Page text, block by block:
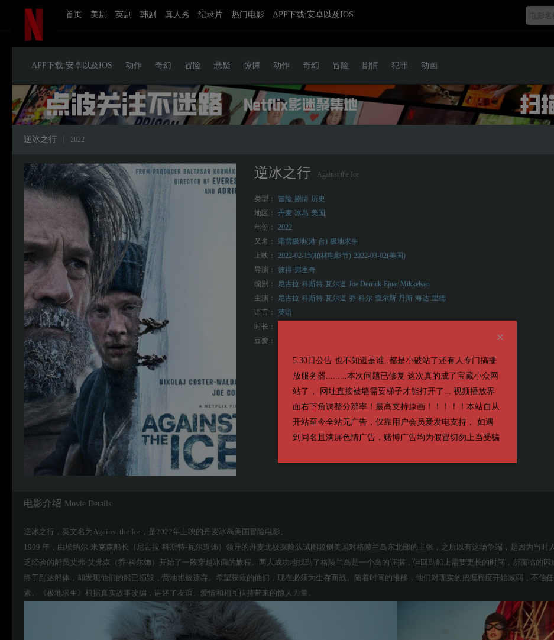
首页 美剧 英剧 韩剧 真人秀 纪录片 热门电影 APP下载:安卓以及IOS
5.30日公告 也不知道是谁..都是小破站了还有人专门搞播
放服务器.........本次问题已修复 这次真的成了宝藏小众网
站了， 网址直接被墙需要梯子才能打开了... 视频播放界
面右下角调整分辨率！最高支持原画！！！！！本站自从
开站至今全站无广告，仅靠用户会员爱发电支持， 如遇
到同名且满屏色情广告，赌博广告均为假冒切勿上当受骗
APP下载:安卓以及IOS 动作 奇幻 冒险 悬疑 惊悚 动作 奇幻 冒险 剧情 犯罪 动画
逆冰之行 2022
逆冰之行 Against the Ice
类型： 冒险 剧情 历史
地区：
丹麦 冰岛 美国
年份：
2022
又名：
霜雪极地(港 台) 极地求生
上映：
2022-02-15(柏林电影节) 2022-03-02(美国)
导演：
彼得·弗里奇
编剧：
尼古拉·科斯特-瓦尔道 Joe Derrick Ejnar Mikkelsen
主演：
尼古拉·科斯特-瓦尔道 乔·科尔 查尔斯·丹斯 海达·里德
语言：
英语
时长：
豆瓣：
电影介绍 Movie Details
逆冰之行，英文名为Against the Ice，是2022年上映的丹麦冰岛美国冒险电影。
1909 年，由埃纳尔·米克森船长（尼古拉·科斯特-瓦尔道饰）领导的丹麦北极探险队试图驳倒美国对格陵兰岛东北部的主张，之所以有这场争端，是因为当
乏经验的船员艾弗·艾弗森（乔·科尔饰）开始了一段穿越冰面的旅程。两人成功地找到了格陵兰岛是一个岛的证据，但回到船上需要更长的时间，所面临的
终于到达船体，却发现他们的船已损毁，营地也被遗弃。希望获救的他们，现在必须为生存而战。随着时间的推移，他们对现实的把握程度开始减弱，不信
素。《极地求生》根据真实故事改编，讲述了友谊、爱情和相互扶持带来的惊人力量。